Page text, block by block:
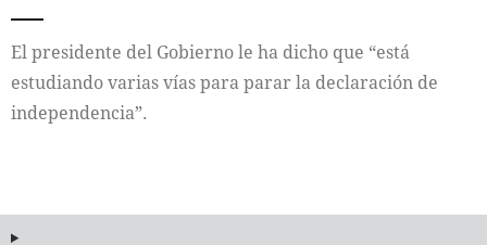
El presidente del Gobierno le ha dicho que “está
estudiando varias vías para parar la declaración de
independencia”.